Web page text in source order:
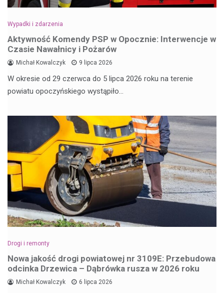
Wypadki i zdarzenia
Aktywność Komendy PSP w Opocznie: Interwencje w
Czasie Nawałnicy i Pożarów
Michał Kowalczyk 9 lipca 2026
W okresie od 29 czerwca do 5 lipca 2026 roku na terenie
powiatu opoczyńskiego wystąpiło…
Drogi i remonty
Nowa jakość drogi powiatowej nr 3109E: Przebudowa
odcinka Drzewica – Dąbrówka rusza w 2026 roku
Michał Kowalczyk 6 lipca 2026